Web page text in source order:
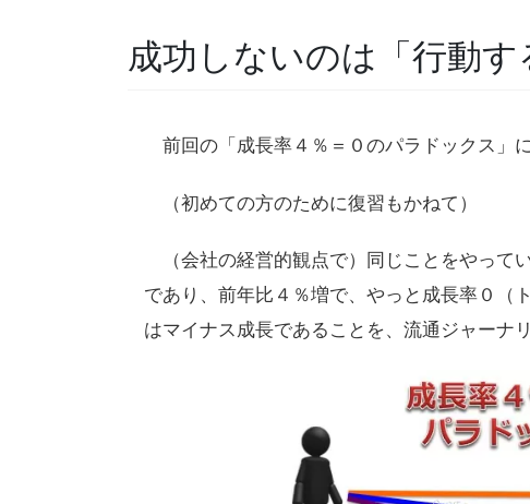
成功しないのは「行動す
前回の「成長率４％＝０のパラドックス」
（初めての方のために復習もかねて）
（会社の経営的観点で）同じことをやっ
であり、前年比４％増で、やっと成長率０（
はマイナス成長であることを、流通ジャーナ